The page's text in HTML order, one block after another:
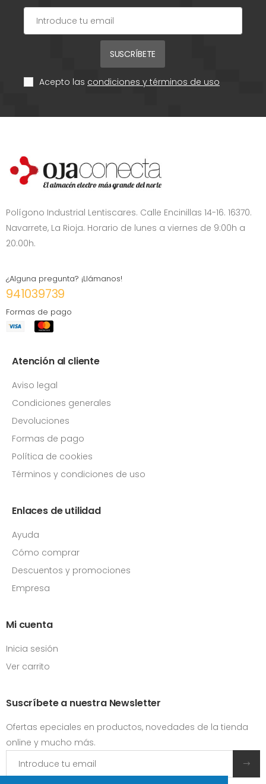
SUSCRÍBETE
Acepto las condiciones y términos de uso
Polígono Industrial Lentiscares. Calle Encinillas 14-16. 16370.
Navarrete, La Rioja. Horario de lunes a viernes de 9:00h a
20:00h.
¿Alguna pregunta? ¡Llámanos!
941039739
Formas de pago
Atención al cliente
Aviso legal
Condiciones generales
Devoluciones
Formas de pago
Política de cookies
Términos y condiciones de uso
Enlaces de utilidad
Ayuda
Cómo comprar
Descuentos y promociones
Empresa
Mi cuenta
Inicia sesión
Ver carrito
Suscríbete a nuestra Newsletter
Ofertas epeciales en productos, novedades de la tienda
online y mucho más.